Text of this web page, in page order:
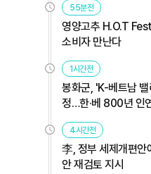
55분전
영양고추 H.O.T
소비자 만난다
1시간전
봉화군, 'K-베트남
정…한·베 800년 인
4시간전
李, 정부 세제개편안
안 재검토 지시